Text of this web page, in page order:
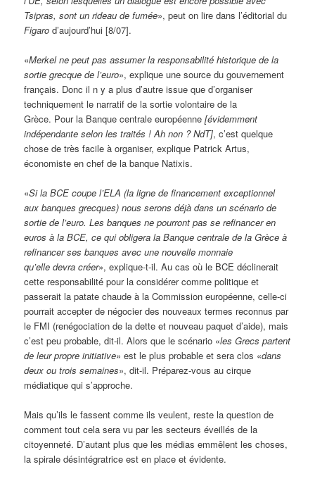
Tsipras, sont un rideau de fumée», peut on lire dans l’éditorial du
Figaro d’aujourd’hui [8/07].
«Merkel ne peut pas assumer la responsabilité historique de la
sortie grecque de l’euro», explique une source du gouvernement
français. Donc il n y a plus d’autre issue que d’organiser
techniquement le narratif de la sortie volontaire de la
Grèce. Pour la Banque centrale européenne[évidemment
indépendante selon les traités ! Ah non ? NdT], c’est quelque
chose de très facile à organiser, explique Patrick Artus,
économiste en chef de la banque Natixis.
«Si la BCE coupe l’ELA (la ligne de financement exceptionnel
aux banques grecques) nous serons déjà dans un scénario de
sortie de l’euro. Les banques ne pourront pas se refinancer en
euros à la BCE, ce qui obligera la Banque centrale de la Grèce à
refinancer ses banques avec une nouvelle monnaie
qu’elle devra créer», explique-t-il. Au cas où le BCE déclinerait
cette responsabilité pour la considérer comme politique et
passerait la patate chaude à la Commission européenne, celle-ci
pourrait accepter de négocier des nouveaux termes reconnus par
le FMI (renégociation de la dette et nouveau paquet d’aide), mais
c’est peu probable, dit-il. Alors que le scénario «les Grecs partent
de leur propre initiative» est le plus probable et sera clos «dans
deux ou trois semaines», dit-il. Préparez-vous au cirque
médiatique qui s’approche.
Mais qu’ils le fassent comme ils veulent, reste la question de
comment tout cela sera vu par les secteurs éveillés de la
citoyenneté. D’autant plus que les médias emmêlent les choses,
la spirale désintégratrice est en place et évidente.